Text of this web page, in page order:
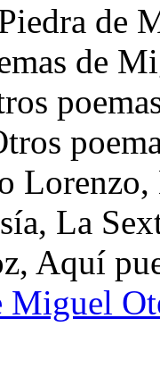
de
de
La
Aquí
Miguel